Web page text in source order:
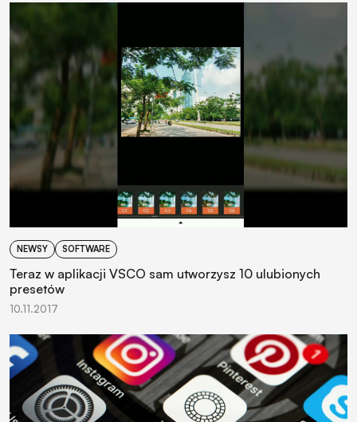
NEWSY SOFTWARE
Teraz w aplikacji VSCO sam utworzysz 10 ulubionych
presetów
10.11.2017